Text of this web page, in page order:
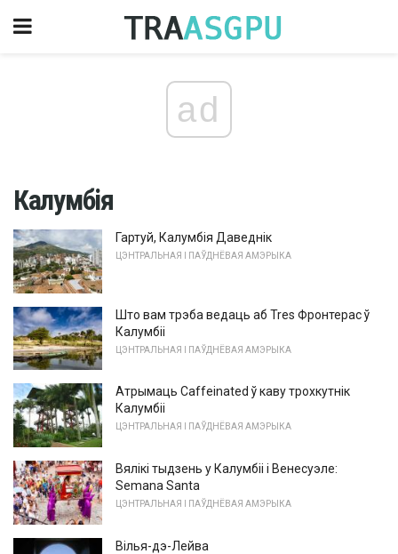
ad
Калумбія
Гартуй, Калумбія Даведнік
ЦЭНТРАЛЬНАЯ І ПАЎДНЁВАЯ АМЭРЫКА
Што вам трэба ведаць аб Tres Фронтерас ў
Калумбіі
ЦЭНТРАЛЬНАЯ І ПАЎДНЁВАЯ АМЭРЫКА
Атрымаць Caffeinated ў каву трохкутнік
Калумбіі
ЦЭНТРАЛЬНАЯ І ПАЎДНЁВАЯ АМЭРЫКА
Вялікі тыдзень у Калумбіі і Венесуэле:
Semana Santa
ЦЭНТРАЛЬНАЯ І ПАЎДНЁВАЯ АМЭРЫКА
Вілья-дэ-Лейва